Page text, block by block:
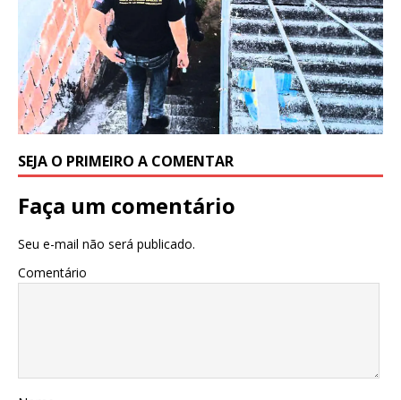
SEJA O PRIMEIRO A COMENTAR
Faça um comentário
Seu e-mail não será publicado.
Comentário